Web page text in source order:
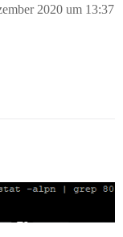
2020 um 13:37